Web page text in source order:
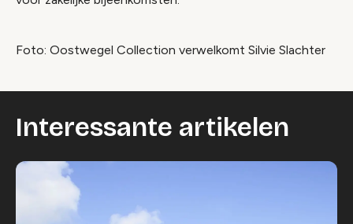
Foto: Oostwegel Collection verwelkomt Silvie Slachter
Interessante artikelen